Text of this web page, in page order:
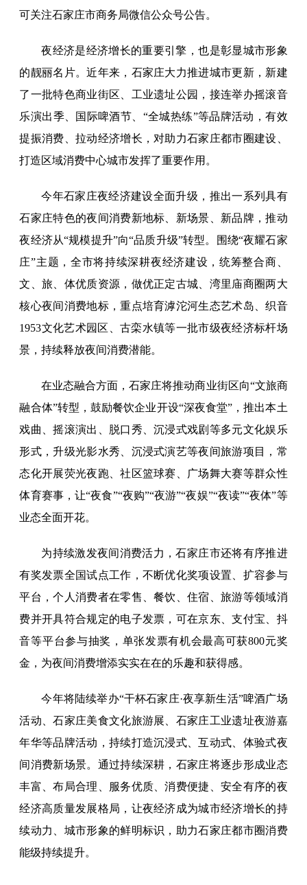
可关注石家庄市商务局微信公众号公告。
夜经济是经济增长的重要引擎，也是彰显城市形象
的靓丽名片。近年来，石家庄大力推进城市更新，新建
了一批特色商业街区、工业遗址公园，接连举办摇滚音
乐演出季、国际啤酒节、“全城热练”等品牌活动，有效
提振消费、拉动经济增长，对助力石家庄都市圈建设、
打造区域消费中心城市发挥了重要作用。
今年石家庄夜经济建设全面升级，推出一系列具有
石家庄特色的夜间消费新地标、新场景、新品牌，推动
夜经济从“规模提升”向“品质升级”转型。围绕“夜耀石家
庄”主题，全市将持续深耕夜经济建设，统筹整合商、
文、旅、体优质资源，做优正定古城、湾里庙商圈两大
核心夜间消费地标，重点培育滹沱河生态艺术岛、织音
1953文化艺术园区、古栾水镇等一批市级夜经济标杆场
景，持续释放夜间消费潜能。
在业态融合方面，石家庄将推动商业街区向“文旅商
融合体”转型，鼓励餐饮企业开设“深夜食堂”，推出本土
戏曲、摇滚演出、脱口秀、沉浸式戏剧等多元文化娱乐
形式，升级光影水秀、沉浸式演艺等夜间旅游项目，常
态化开展荧光夜跑、社区篮球赛、广场舞大赛等群众性
体育赛事，让“夜食”“夜购”“夜游”“夜娱”“夜读”“夜体”等
业态全面开花。
为持续激发夜间消费活力，石家庄市还将有序推进
有奖发票全国试点工作，不断优化奖项设置、扩容参与
平台，个人消费者在零售、餐饮、住宿、旅游等领域消
费并开具符合规定的电子发票，可在京东、支付宝、抖
音等平台参与抽奖，单张发票有机会最高可获800元奖
金，为夜间消费增添实实在在的乐趣和获得感。
今年将陆续举办“干杯石家庄·夜享新生活”啤酒广场
活动、石家庄美食文化旅游展、石家庄工业遗址夜游嘉
年华等品牌活动，持续打造沉浸式、互动式、体验式夜
间消费新场景。通过持续深耕，石家庄将逐步形成业态
丰富、布局合理、服务优质、消费便捷、安全有序的夜
经济高质量发展格局，让夜经济成为城市经济增长的持
续动力、城市形象的鲜明标识，助力石家庄都市圈消费
能级持续提升。